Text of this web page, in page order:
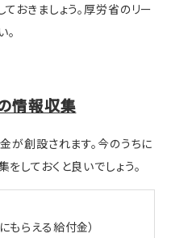
おきましょう。厚労省のリー
。
情報収集
が創設されます。今のうちに
しておくと良いでしょう。
もらえる給付金）